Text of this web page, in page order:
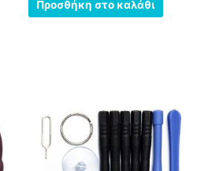
Προσθήκη στο καλάθι